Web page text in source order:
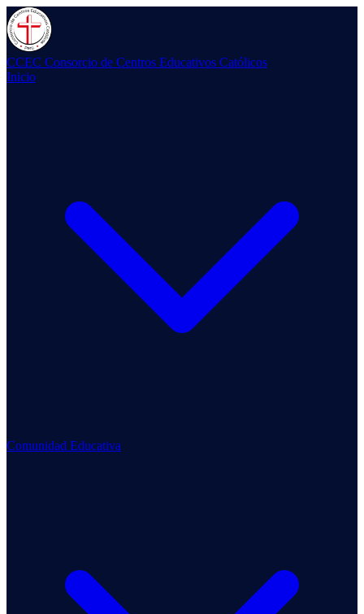
CCEC Consorcio de Centros Educativos Católicos
Inicio
Comunidad Educativa